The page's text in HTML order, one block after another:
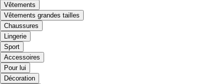
Vêtements
Vêtements grandes tailles
Chaussures
Lingerie
Sport
Accessoires
Pour lui
Décoration